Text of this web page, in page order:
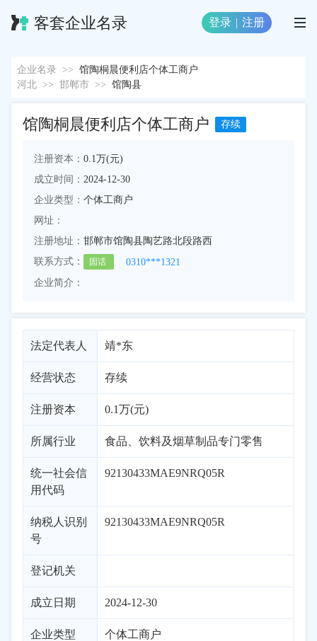
客套企业名录 登录 | 注册
企业名录 >> 馆陶桐晨便利店个体工商户
河北 >> 邯郸市 >> 馆陶县
馆陶桐晨便利店个体工商户 存续
注册资本： 0.1万(元)
成立时间： 2024-12-30
企业类型： 个体工商户
网址：
注册地址： 邯郸市馆陶县陶艺路北段路西
联系方式：
固话
0310***1321
企业简介：
法定代表人 靖*东
经营状态 存续
注册资本 0.1万(元)
所属行业 食品、饮料及烟草制品专门零售
统一社会信
用代码
92130433MAE9NRQ05R
纳税人识别
号
92130433MAE9NRQ05R
登记机关
成立日期 2024-12-30
企业类型 个体工商户